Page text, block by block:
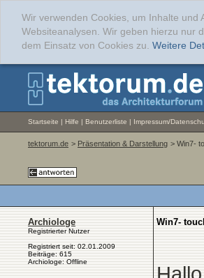
Wir verwenden Cookies, um Inhalte
Websiteanalysen. Wir geben hierzu nur
dem Einsatz von Cookies zu. Weitere
Startseite | Hilfe | Benutzerliste | Impressum/
tektorum.de > Präsentation & Darstellung > Win7-
Archiologe
Registrierter Nutzer
Registriert seit: 02.01.2009
Beiträge: 615
Archiologe: Offline
Win7-